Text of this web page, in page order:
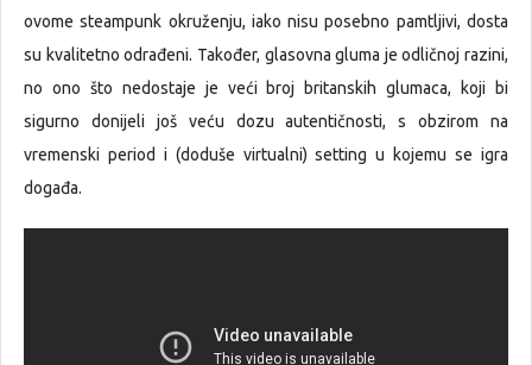
ovome steampunk okruženju, iako nisu posebno pamtljivi, dosta
su kvalitetno odrađeni. Također, glasovna gluma je odličnoj razini,
no ono što nedostaje je veći broj britanskih glumaca, koji bi
sigurno donijeli još veću dozu autentičnosti, s obzirom na
vremenski period i (doduše virtualni) setting u kojemu se igra
događa.